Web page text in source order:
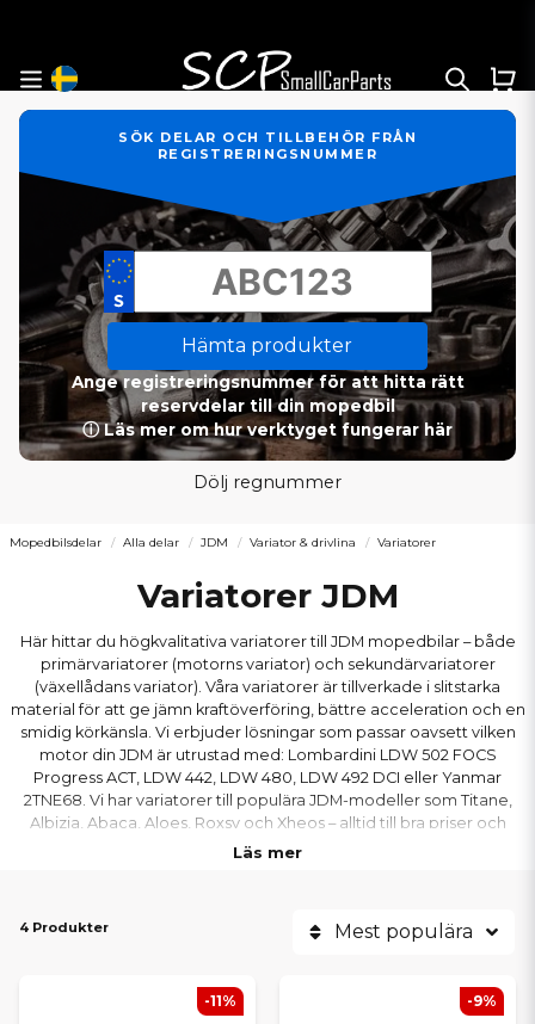
SÖK DELAR OCH TILLBEHÖR FRÅN
REGISTRERINGSNUMMER
Hämta produkter
Ange registreringsnummer för att hitta rätt
reservdelar till din mopedbil
ⓘ Läs mer om hur verktyget fungerar här
Dölj regnummer
Mopedbilsdelar Alla delar JDM Variator & drivlina Variatorer
Variatorer JDM
Här hittar du högkvalitativa variatorer till JDM mopedbilar – både
primärvariatorer (motorns variator) och sekundärvariatorer
(växellådans variator). Våra variatorer är tillverkade i slitstarka
material för att ge jämn kraftöverföring, bättre acceleration och en
smidig körkänsla. Vi erbjuder lösningar som passar oavsett vilken
motor din JDM är utrustad med: Lombardini LDW 502 FOCS
Progress ACT, LDW 442, LDW 480, LDW 492 DCI eller Yanmar
2TNE68. Vi har variatorer till populära JDM-modeller som Titane,
Albizia, Abaca, Aloes, Roxsy och Xheos – alltid till bra priser och
med snabb leverans. Här hittar du variatorer till alla mopedbilar!
Läs mer
4 Produkter Mest populära
-11% -9%